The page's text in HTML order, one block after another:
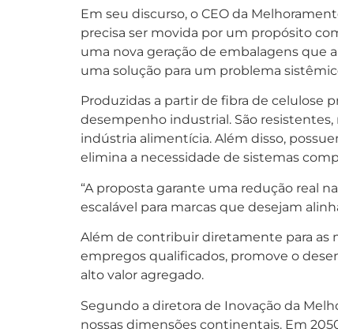
Em seu discurso, o CEO da
precisa ser movida por um propósito
uma nova geração de embalagens que
uma solução para um problema
Produzidas a partir de fibra de celulose
desempenho industrial. São
indústria alimentícia. Além disso,
elimina a necessidade de sistemas
“A proposta garante uma redução real
escalável para marcas que desejam
Além de contribuir diretamente para as
empregos qualificados, promove o
alto valor agregado.
Segundo a diretora de Inovação da
nossas dimensões continentais. Em